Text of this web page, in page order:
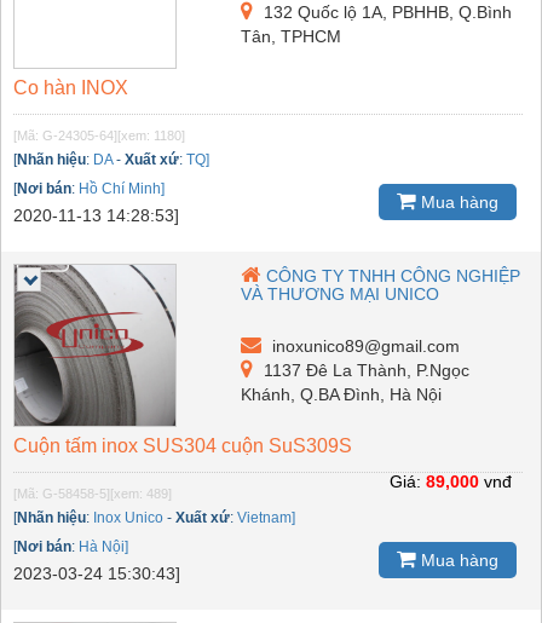
132 Quốc lộ 1A, PBHHB, Q.Bình
Tân, TPHCM
Co hàn INOX
[Mã: G-24305-64] [xem: 1180]
[Nhãn hiệu: DA- Xuất xứ: TQ]
[Nơi bán: Hồ Chí Minh]
2020-11-13 14:28:53]
Mua hàng
CÔNG TY TNHH CÔNG NGHIỆP
VÀ THƯƠNG MẠI UNICO
inoxunico89@gmail.com
1137 Đê La Thành, P.Ngọc
Khánh, Q.BA Đình, Hà Nội
Cuộn tấm inox SUS304 cuộn SuS309S
[Mã: G-58458-5] [xem: 489]
[Nhãn hiệu: Inox Unico - Xuất xứ: Vietnam]
[Nơi bán: Hà Nội]
2023-03-24 15:30:43]
Giá: 89,000 vnđ
Mua hàng